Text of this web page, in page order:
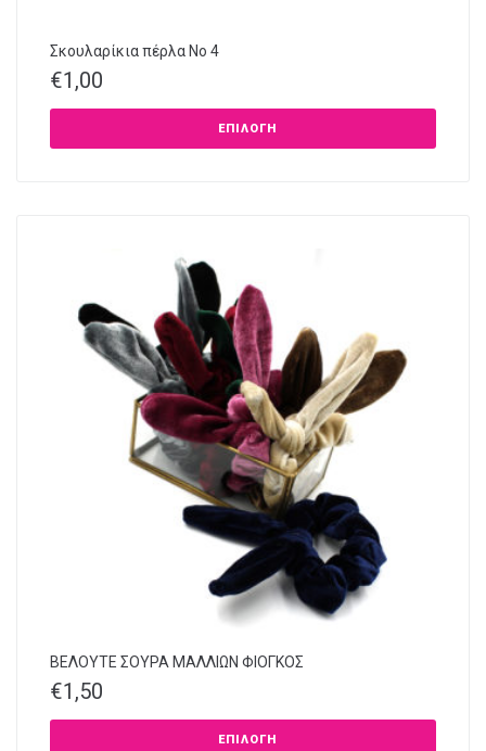
Σκουλαρίκια πέρλα Νο 4
€1,00
ΕΠΙΛΟΓΉ
ΒΕΛΟΥΤΕ ΣΟΥΡΑ ΜΑΛΛΙΩΝ ΦΙΟΓΚΟΣ
€1,50
ΕΠΙΛΟΓΉ